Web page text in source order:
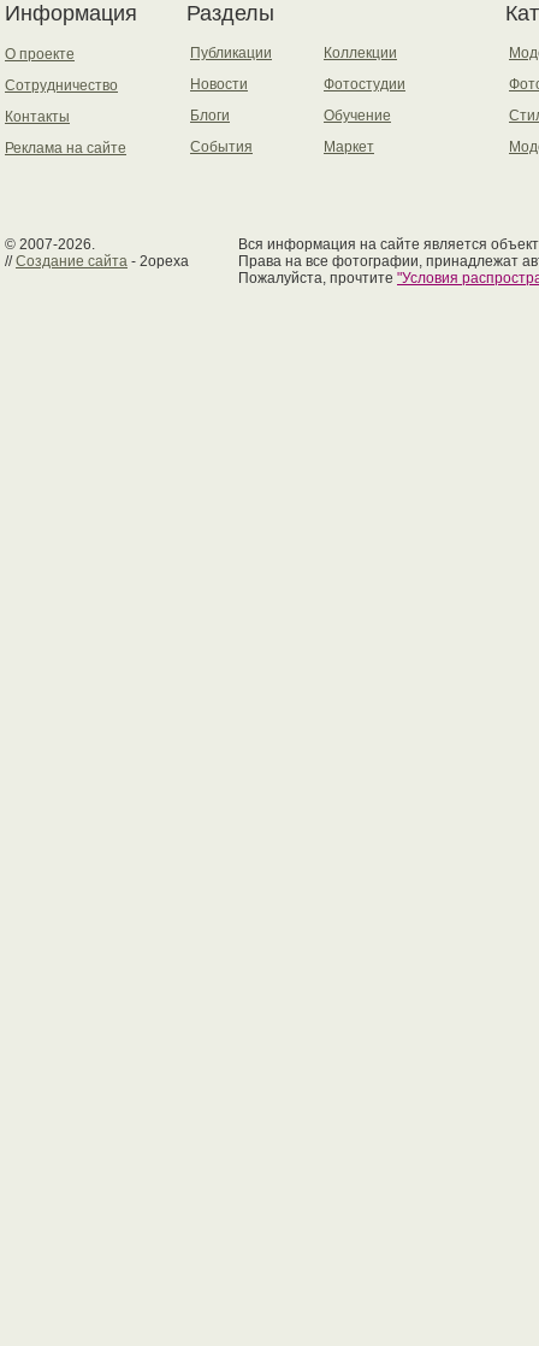
Информация
О проекте
Сотрудничество
Контакты
Реклама на сайте
Разделы
Публикации
Новости
Блоги
События
Коллекции
Фотостудии
Обучение
Маркет
© 2007-2026.
//Создание сайта - 2opexa
Вся информация на сайте является
Права на все фотографии, принадлежат
Пожалуйста, прочтите "Условия